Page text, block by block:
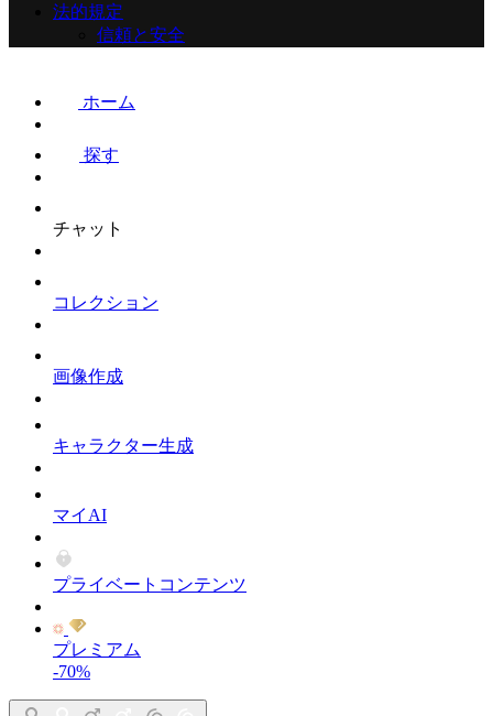
法的規定
信頼と安全
ホーム
探す
チャット
コレクション
画像作成
キャラクター生成
マイAI
プライベートコンテンツ
プレミアム
-70%